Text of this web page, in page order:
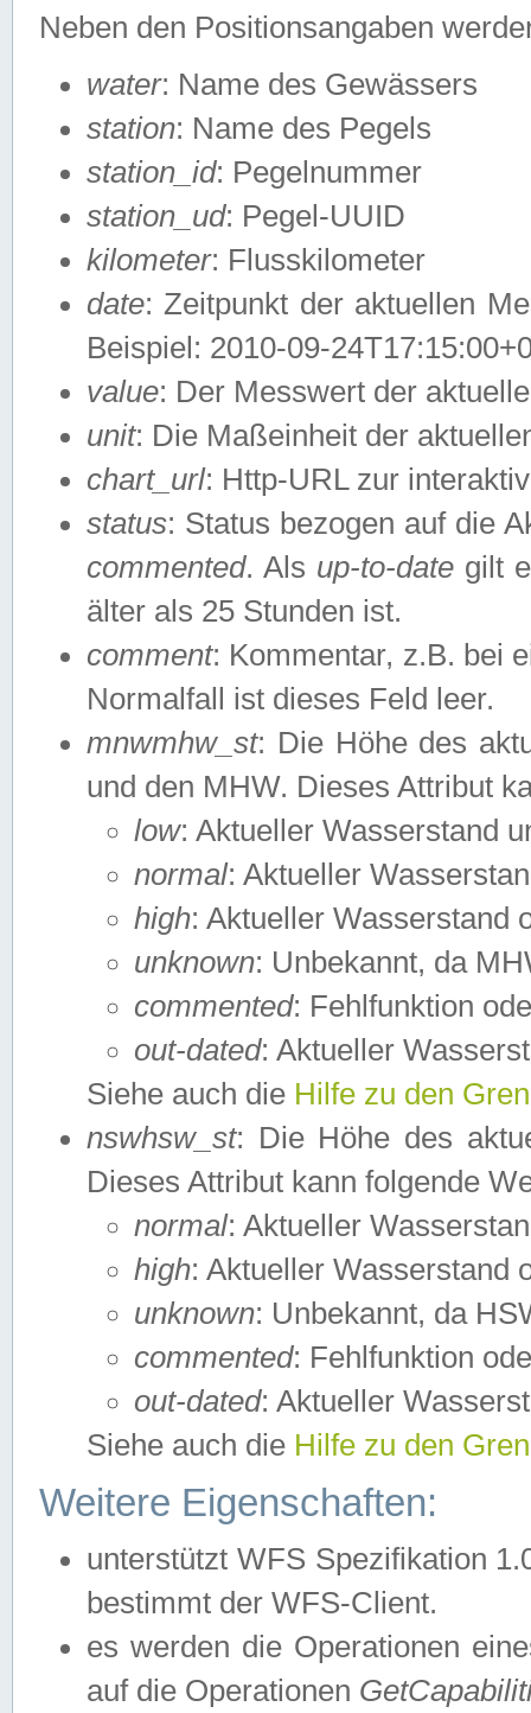
Neben den Positionsangaben
water: Name des Gewässers
station: Name des Pegels
station_id: Pegelnummer
station_ud: Pegel-UUID
kilometer: Flusskilometer
date: Zeitpunkt der aktuellen
Beispiel: 2010-09-
value: Der Messwert der
unit: Die Maßeinheit der
chart_url: Http-URL zur
status: Status bezogen auf die
commented. Als up-to-date gilt
älter als 25 Stunden ist.
comment: Kommentar, z.B. bei
Normalfall ist dieses Feld leer.
mnwmhw_st: Die Höhe des
und den MHW. Dieses Attribut
low: Aktueller Wasserstand
normal: Aktueller
high: Aktueller Wasserstand
unknown: Unbekannt, da
commented: Fehlfunktion
out-dated: Aktueller
Siehe auch die Hilfe zu den
nswhsw_st: Die Höhe des
Dieses Attribut kann folgende
normal: Aktueller
high: Aktueller Wasserstand
unknown: Unbekannt, da
commented: Fehlfunktion
out-dated: Aktueller
Siehe auch die Hilfe zu den
Weitere Eigenschaften:
unterstützt WFS Spezifikation
bestimmt der WFS-Client.
es werden die Operationen
auf die Operationen